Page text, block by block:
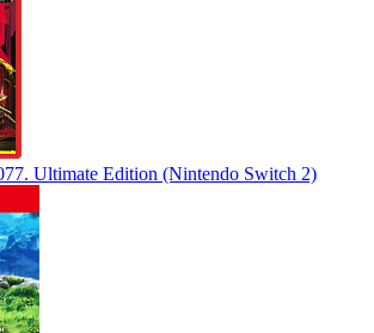
Ultimate Edition (Nintendo Switch 2)